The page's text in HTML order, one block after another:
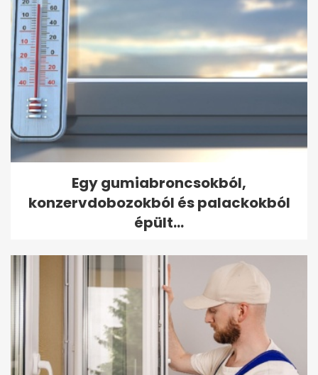
Egy gumiabroncsokból,
konzervdobozokból és palackokból
épült...